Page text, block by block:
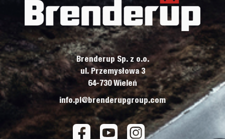
Brenderup Sp. z o.o.
ul. Przemysłowa 3
64-730 Wieleń
info.pl@brenderupgroup.com